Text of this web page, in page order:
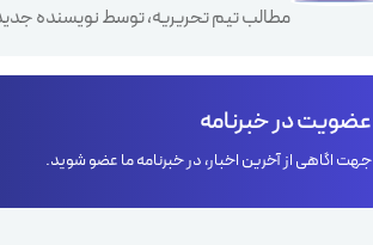
مطالب تیم تحریریه، توسط نویسنده
عضویت در خبرنامه
جهت اگاهی از آخرین اخبار، در خبرنامه ما عضو شوید.